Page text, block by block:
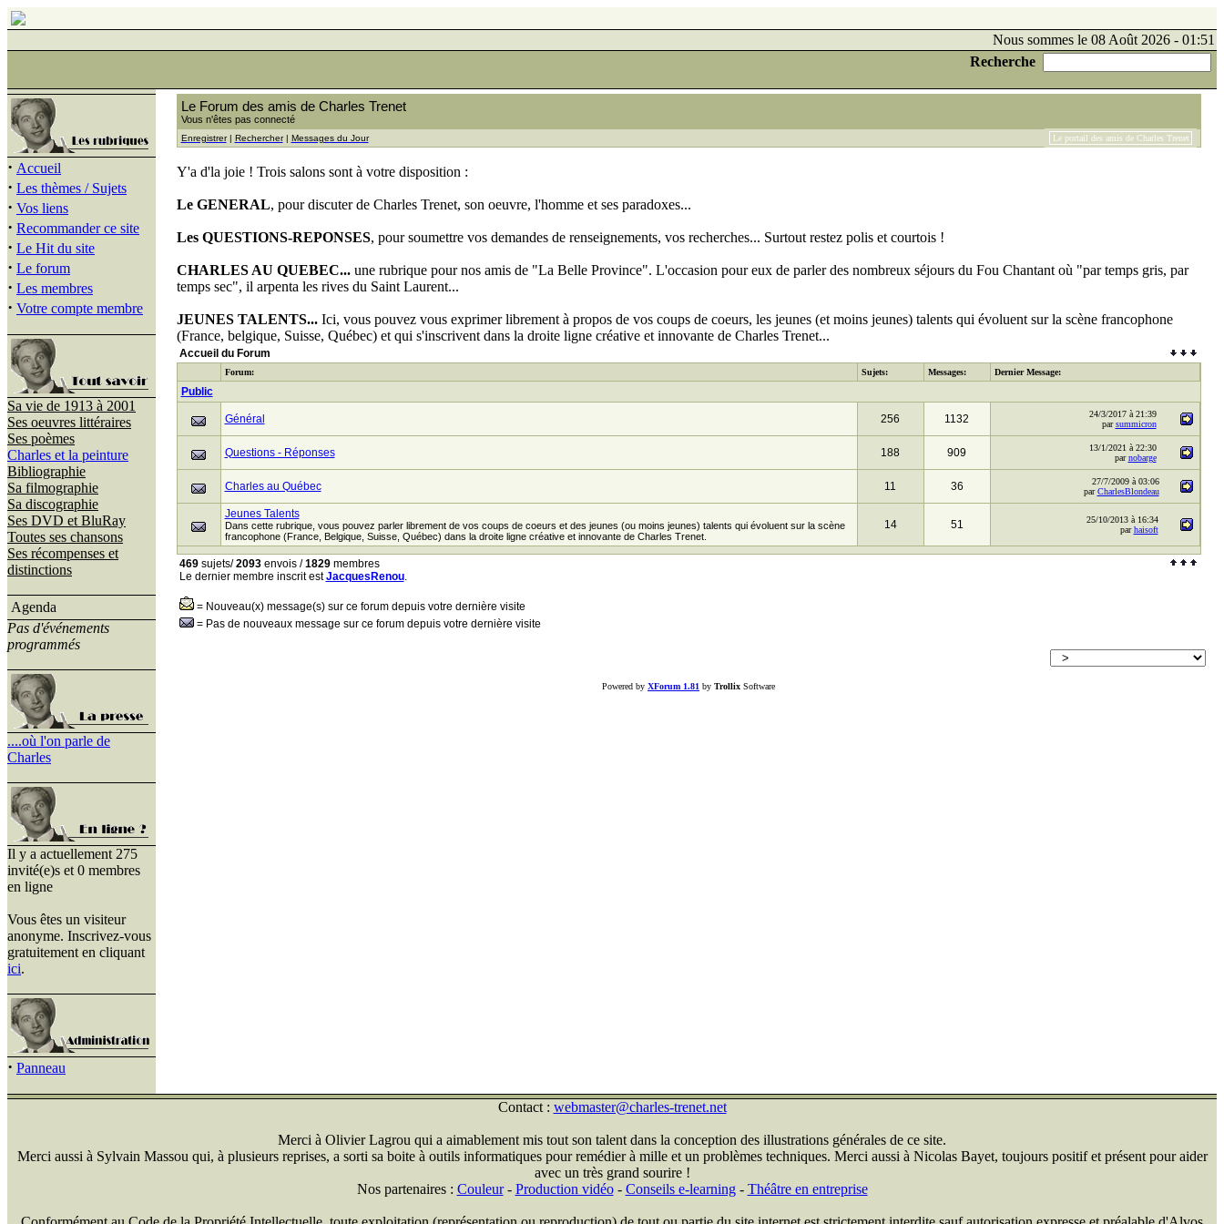
Nous sommes le 08 Août 2026 - 01:51
Recherche
· Accueil
· Les thèmes / Sujets
· Vos liens
· Recommander ce site
· Le Hit du site
· Le forum
· Les membres
· Votre compte membre
Sa vie de 1913 à 2001
Ses oeuvres littéraires
Ses poèmes
Charles et la peinture
Bibliographie
Sa filmographie
Sa discographie
Ses DVD et BluRay
Toutes ses chansons
Ses récompenses et
distinctions
Agenda
Pas d'événements
programmés
....où l'on parle de
Charles
Il y a actuellement 275
invité(e)s et 0 membres
en ligne
Vous êtes un visiteur
anonyme. Inscrivez-vous
gratuitement en cliquant
ici.
· Panneau
Le Forum des amis de Charles Trenet
Vous n'êtes pas connecté
Enregistrer| Rechercher| Messages du Jour Le portail des amis de Charles Trenet
Y'a d'la joie ! Trois salons sont à votre disposition :
Le GENERAL, pour discuter de Charles Trenet, son oeuvre, l'homme et ses paradoxes...
Les QUESTIONS-REPONSES, pour soumettre vos demandes de renseignements, vos recherches... Surtout restez polis et courtois !
CHARLES AU QUEBEC...une rubrique pour nos amis de "La Belle Province". L'occasion pour eux de parler des nombreux séjours du Fou Chantant où "par temps gris, par
temps sec", il arpenta les rives du Saint Laurent...
JEUNES TALENTS...Ici, vous pouvez vous exprimer librement à propos de vos coups de coeurs, les jeunes (et moins jeunes) talents qui évoluent sur la scène francophone
(France, belgique, Suisse, Québec) et qui s'inscrivent dans la droite ligne créative et innovante de Charles Trenet...
Accueil du Forum
Forum: Sujets: Messages: Dernier Message:
Public
Général 256 1132
24/3/2017 à 21:39
parsummicron
Questions - Réponses 188 909
13/1/2021 à 22:30
parnobarge
Charles au Québec 11 36
27/7/2009 à 03:06
parCharlesBlondeau
Jeunes Talents
Dans cette rubrique, vous pouvez parler librement de vos coups de coeurs et des jeunes (ou moins jeunes) talents qui évoluent sur la scène
francophone (France, Belgique, Suisse, Québec) dans la droite ligne créative et innovante de Charles Trenet.
14 51
25/10/2013 à 16:34
parhaisoft
469sujets/2093envois /1829membres
Le dernier membre inscrit estJacquesRenou.
= Nouveau(x) message(s) sur ce forum depuis votre dernière visite
= Pas de nouveaux message sur ce forum depuis votre dernière visite
Powered by XForum 1.81 by Trollix Software
Contact : webmaster@charles-trenet.net
Merci à Olivier Lagrou qui a aimablement mis tout son talent dans la conception des illustrations générales de ce site.
Merci aussi à Sylvain Massou qui, à plusieurs reprises, a sorti sa boite à outils informatiques pour remédier à mille et un problèmes techniques. Merci aussi à Nicolas Bayet, toujours positif et présent pour aider
avec un très grand sourire !
Nos partenaires : Couleur- Production vidéo- Conseils e-learning- Théâtre en entreprise